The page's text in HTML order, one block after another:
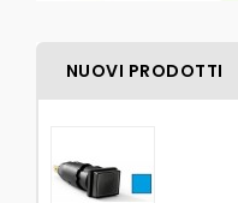
NUOVI PRODOTTI